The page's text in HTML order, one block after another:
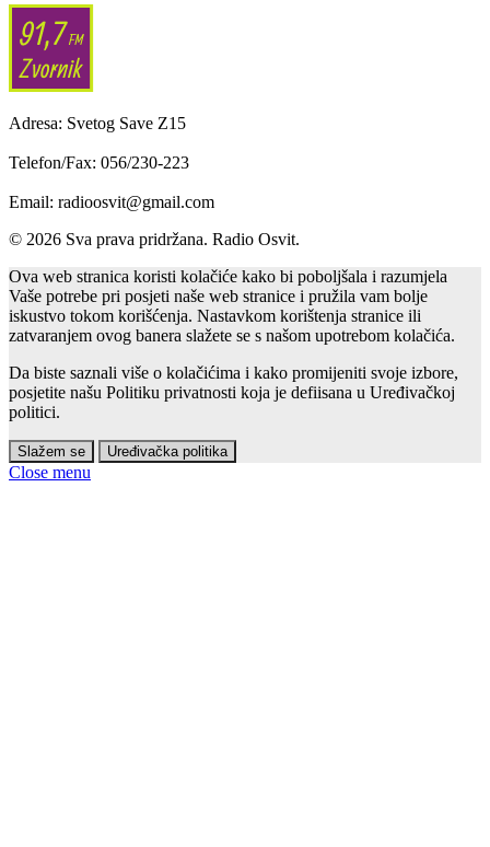
Adresa: Svetog Save Z15
Telefon/Fax: 056/230-223
Email: radioosvit@gmail.com
© 2026 Sva prava pridržana. Radio Osvit.
Ova web stranica koristi kolačiće kako bi poboljšala i razumjela
Vaše potrebe pri posjeti naše web stranice i pružila vam bolje
iskustvo tokom korišćenja. Nastavkom korištenja stranice ili
zatvaranjem ovog banera slažete se s našom upotrebom kolačića.
Da biste saznali više o kolačićima i kako promijeniti svoje izbore,
posjetite našu Politiku privatnosti koja je defiisana u Uređivačkoj
politici.
Slažem se Uređivačka politika
Close menu